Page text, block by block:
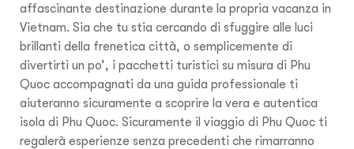
affascinante destinazione durante la propria vacanza in
Vietnam. Sia che tu stia cercando di sfuggire alle luci
brillanti della frenetica città, o semplicemente di
divertirti un po’, i pacchetti turistici su misura di Phu
Quoc accompagnati da una guida professionale ti
aiuteranno sicuramente a scoprire la vera e autentica
isola di Phu Quoc. Sicuramente il viaggio di Phu Quoc ti
regalerà esperienze senza precedenti che rimarranno